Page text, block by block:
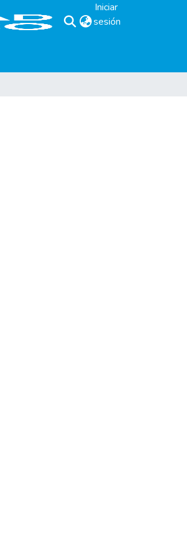
Iniciar
sesión